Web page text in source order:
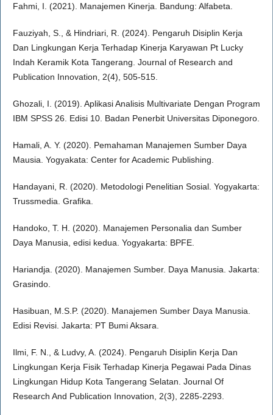
Fahmi, I. (2021). Manajemen Kinerja. Bandung: Alfabeta.
Fauziyah, S., & Hindriari, R. (2024). Pengaruh Disiplin Kerja
Dan Lingkungan Kerja Terhadap Kinerja Karyawan Pt Lucky
Indah Keramik Kota Tangerang. Journal of Research and
Publication Innovation, 2(4), 505-515.
Ghozali, I. (2019). Aplikasi Analisis Multivariate Dengan Program
IBM SPSS 26. Edisi 10. Badan Penerbit Universitas Diponegoro.
Hamali, A. Y. (2020). Pemahaman Manajemen Sumber Daya
Mausia. Yogyakata: Center for Academic Publishing.
Handayani, R. (2020). Metodologi Penelitian Sosial. Yogyakarta:
Trussmedia. Grafika.
Handoko, T. H. (2020). Manajemen Personalia dan Sumber
Daya Manusia, edisi kedua. Yogyakarta: BPFE.
Hariandja. (2020). Manajemen Sumber. Daya Manusia. Jakarta:
Grasindo.
Hasibuan, M.S.P. (2020). Manajemen Sumber Daya Manusia.
Edisi Revisi. Jakarta: PT Bumi Aksara.
Ilmi, F. N., & Ludvy, A. (2024). Pengaruh Disiplin Kerja Dan
Lingkungan Kerja Fisik Terhadap Kinerja Pegawai Pada Dinas
Lingkungan Hidup Kota Tangerang Selatan. Journal Of
Research And Publication Innovation, 2(3), 2285-2293.